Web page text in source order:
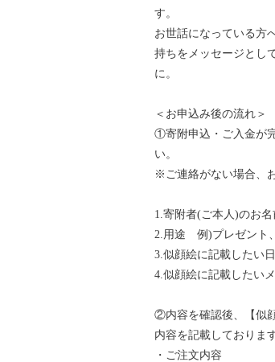
す。
お世話になっている方
持ちをメッセージとし
に。
＜お申込み後の流れ＞
①寄附申込・ご入金が
い。
※ご連絡がない場合、
1.寄附者(ご本人)のお
2.用途 例)プレゼント
3.似顔絵に記載したい
4.似顔絵に記載したい
②内容を確認後、【似
内容を記載しておりま
・ご注文内容